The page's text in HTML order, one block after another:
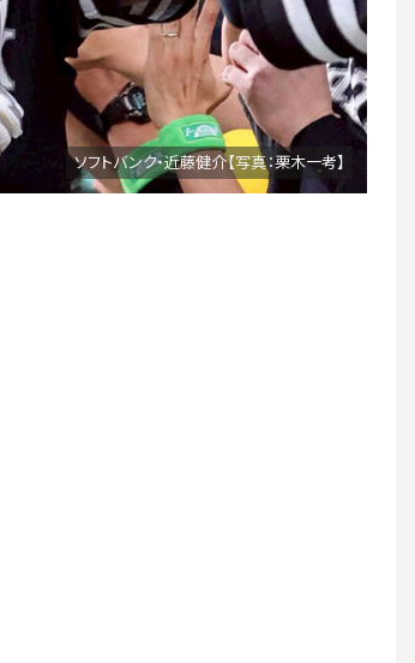
ソフトバンク・近藤健介【写真：栗木一考】